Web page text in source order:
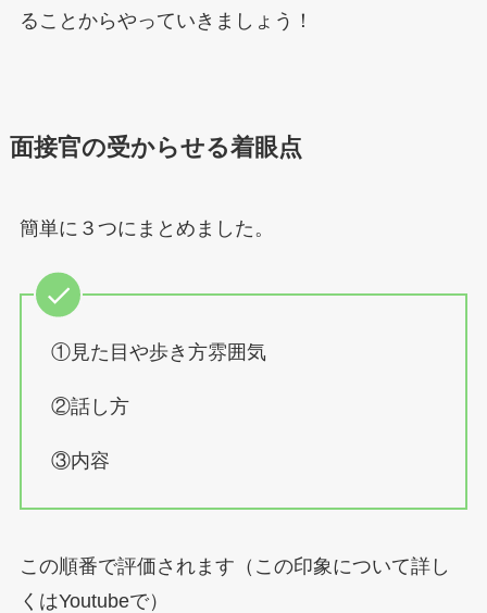
ることからやっていきましょう！
面接官の受からせる着眼点
簡単に３つにまとめました。
①見た目や歩き方雰囲気
②話し方
③内容
この順番で評価されます（この印象について詳し
くはYoutubeで）